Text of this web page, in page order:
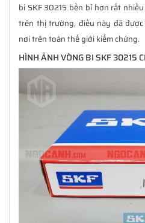
bi SKF 30215 bền bỉ hơn rất
trên thị trường, điều này đã
nơi trên toàn thế giới kiểm chứng.
HÌNH ẢNH VÒNG BI SKF 30215